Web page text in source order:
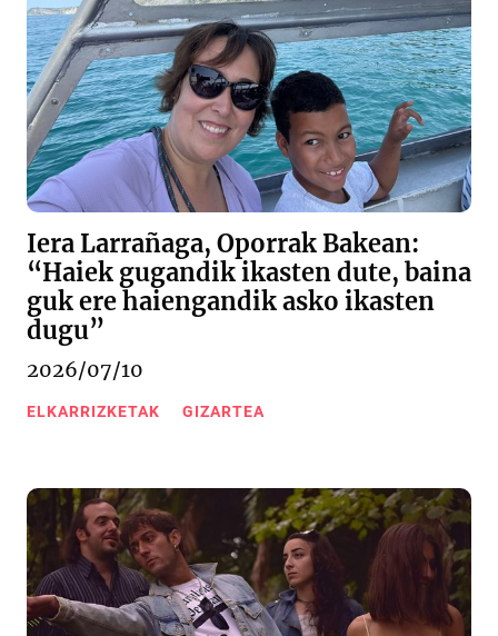
Iera Larrañaga, Oporrak Bakean:
“Haiek gugandik ikasten dute, baina
guk ere haiengandik asko ikasten
dugu”
2026/07/10
ELKARRIZKETAK GIZARTEA